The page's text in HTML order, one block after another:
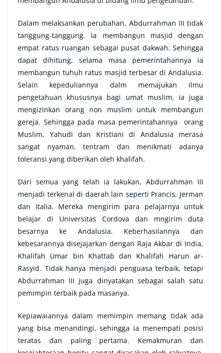
Dalam melaksankan perubahan, Abdurrahman III tidak
tanggung-tanggung. Ia membangun masjid dengan
empat ratus ruangan sebagai pusat dakwah. Sehingga
dapat dihitung, selama masa pemerintahannya ia
membangun tuhuh ratus masjid terbesar di Andalusia.
Selain kepeduliannya dalm memajukan ilmu
pengetahuan khususnya bagi umat muslim, ia juga
mengizinkan orang non muslim untuk membangun
gereja. Sehingga pada masa pemerintahannya orang
Muslim, Yahudi dan Kristiani di Andalusia merasa
sangat nyaman, tentram dan menikmati adanya
toleransi yang diberikan oleh khalifah.
Dari semua yang telah ia lakukan, Abdurrahman III
menjadi terkenal di daerah lain seperti Prancis, Jerman
dan Italia. Mereka mengirim para pelajarnya untuk
belajar di Universitas Cordova dan mngirim duta
besarnya ke Andalusia. Keberhasilannya dan
kebesarannya disejajarkan dengan Raja Akbar di India,
Khalifah Umar bin Khattab dan Khalifah Harun ar-
Rasyid. Tidak hanya menjadi penguasa terbaik, tetapi
Abdurrahman III juga dinyatakan sebagai salah satu
pemimpin terbaik pada masanya.
Kepiawaiannya dalam memimpin memang tidak ada
yang bisa menandingi, sehingga ia menempati posisi
teratas dan paling pertama. Kemakmuran dan